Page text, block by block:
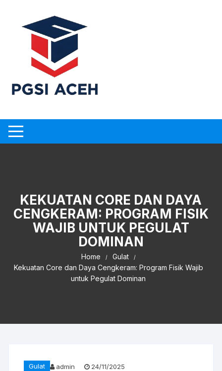
content
KEKUATAN CORE DAN DAYA
CENGKERAM: PROGRAM FISIK
WAJIB UNTUK PEGULAT
DOMINAN
Home
Gulat
Kekuatan Core dan Daya Cengkeram: Program Fisik Wajib
untuk Pegulat Dominan
Gulat admin 24/11/2025